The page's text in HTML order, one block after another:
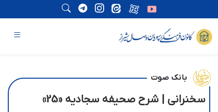
بانک صوت
سخنرانی | شرح صحیفه سجادیه «25»